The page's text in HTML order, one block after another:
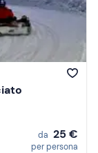
da 25 €
per persona